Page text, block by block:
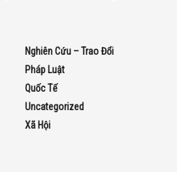
Nghiên Cứu – Trao Đổi
Pháp Luật
Quốc Tế
Uncategorized
Xã Hội